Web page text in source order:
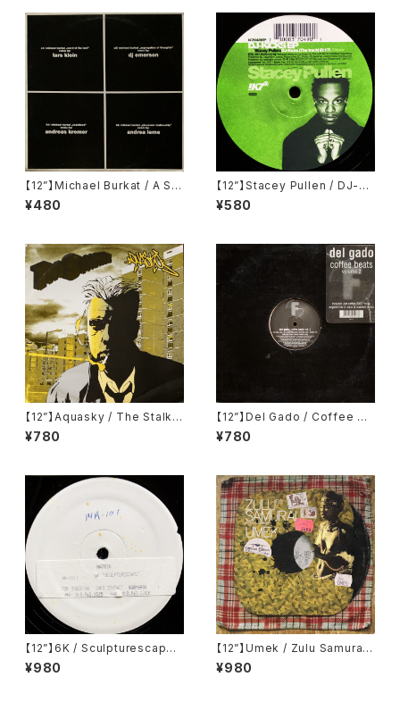
【12”】Michael Burkat / A Sor
t Of Homecoming (The Alb
um Remixes) (Temper) (te
¥480
【12”】Stacey Pullen / DJ-Ki
cks EP (!K7 Records) (!K70
49EP)
¥580
【12”】Aquasky / The Stalke
r / Bulletproof (Moving Sha
dow) (SHADOW 132)
¥780
【12”】Del Gado / Coffee Be
ats Vol. 2 (Fluential) (fluent
47)
¥780
【12”】6K / Sculpturescape
E.P. (Matrix) (MR-1017)
¥980
【12”】Umek / Zulu Samurai
(Recon Warriors) (RW1)
¥980